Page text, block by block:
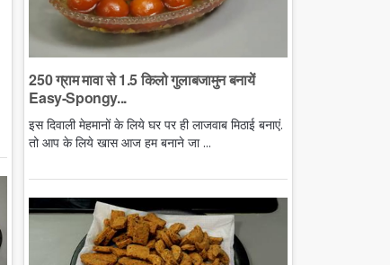
250 ग्राम मावा से 1.5 किलो गुलाबजामुन बनायें
Easy-Spongy...
इस दिवाली मेहमानों के लिये घर पर ही लाजवाब मिठाई बनाएं.
तो आप के लिये खास आज हम बनाने जा ...